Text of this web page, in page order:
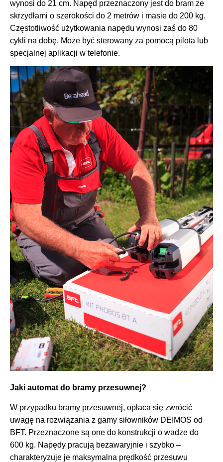
wynosi do 21 cm. Napęd przeznaczony jest do bram ze
skrzydłami o szerokości do 2 metrów i masie do 200 kg.
Częstotliwość użytkowania napędu wynosi zaś do 80
cykli na dobę. Może być sterowany za pomocą pilota lub
specjalnej aplikacji w telefonie.
Jaki automat do bramy przesuwnej?
W przypadku bramy przesuwnej, opłaca się zwrócić
uwagę na rozwiązania z gamy siłowników DEIMOS od
BFT. Przeznaczone są one do konstrukcji o wadze do
600 kg. Napędy pracują bezawaryjnie i szybko –
charakteryzuje je maksymalna prędkość przesuwu